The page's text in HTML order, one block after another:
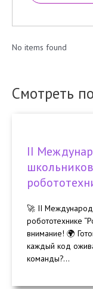
No items found
Смотреть
II
🚀 II
робототехнике
внимание! 🌍
каждый код
команды?...